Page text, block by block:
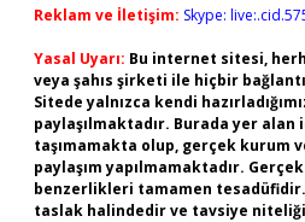
Reklam ve İletişim: Skype:
Yasal Uyarı: Bu internet sitesi,
veya şahıs şirketi ile hiçbir
Sitede yalnızca kendi
paylaşılmaktadır. Burada yer
taşımamakta olup, gerçek kurum
paylaşım yapılmamaktadır.
benzerlikleri tamamen
taslak halindedir ve tavsiye